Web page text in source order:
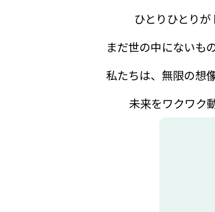
ひとりひとり
まだ世の中にないも
私たちは、無限の想
未来をワクワク